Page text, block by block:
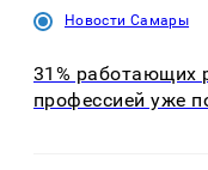
Новости Самары
31% работающих
профессией уже